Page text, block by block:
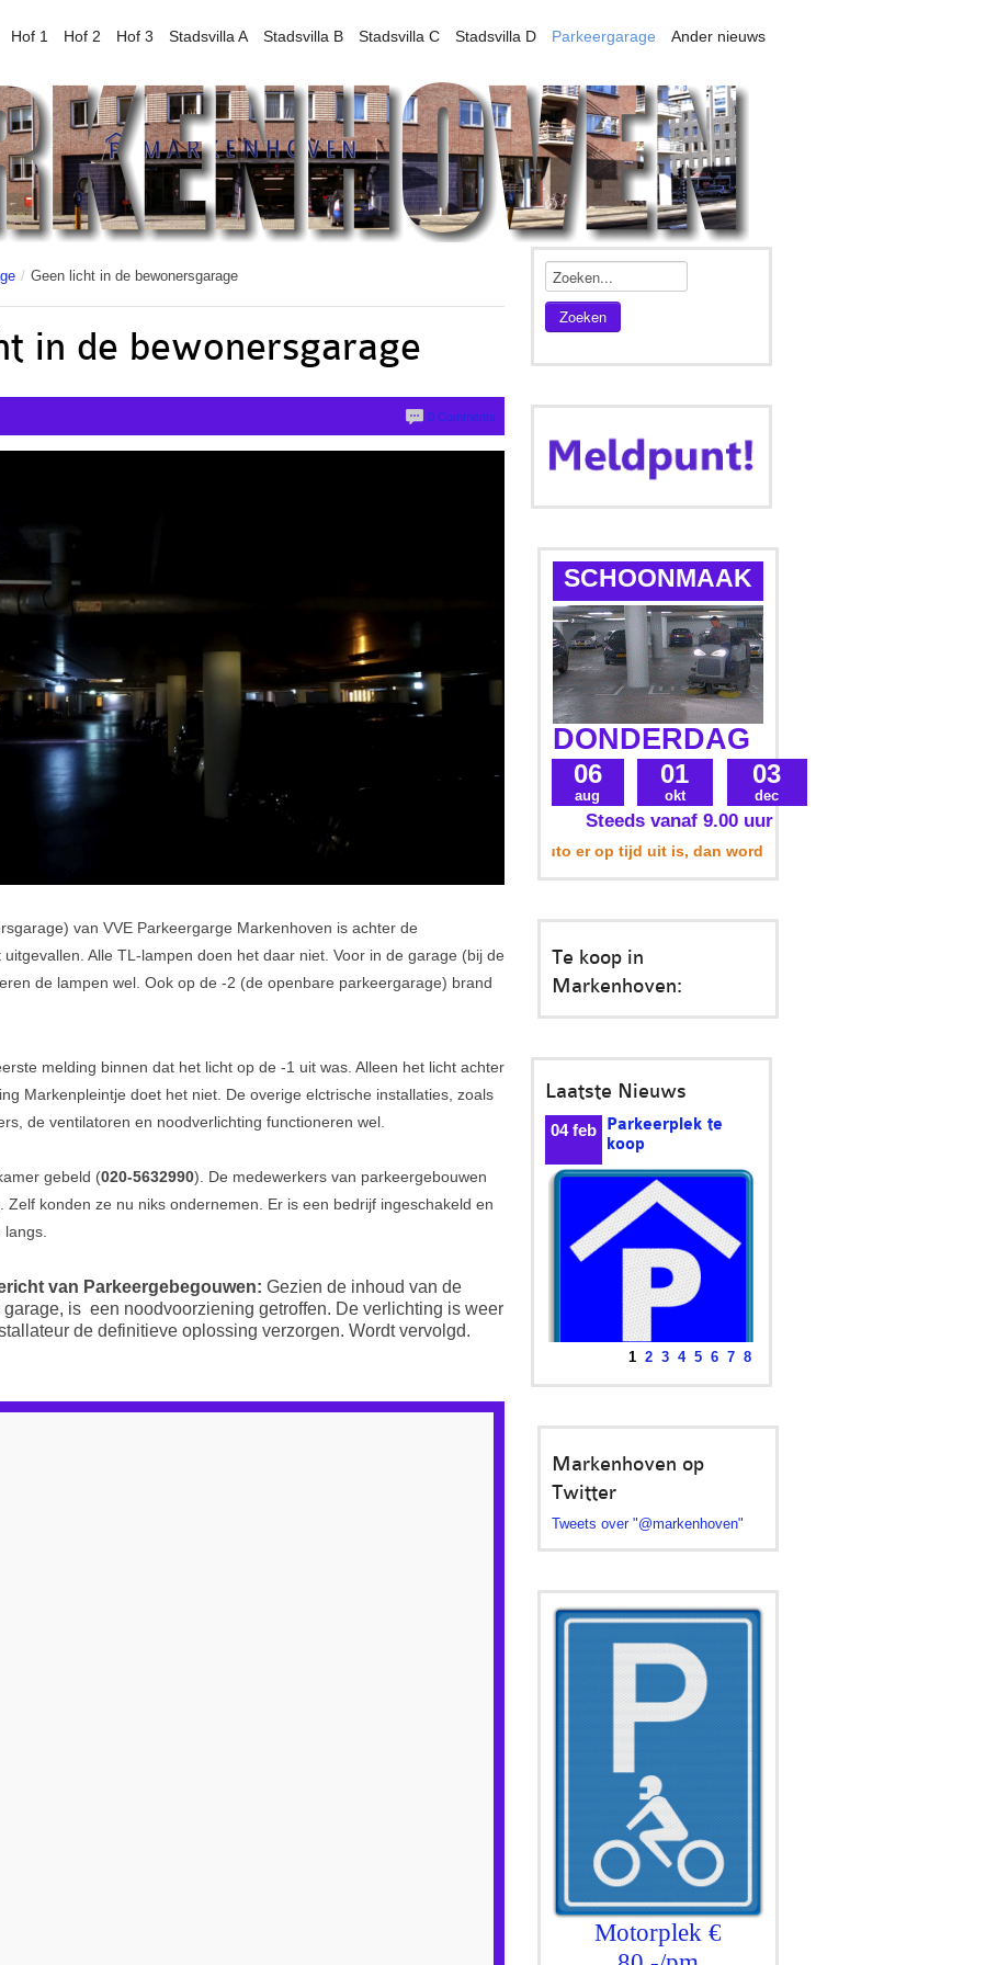
Hof 1 Hof 2 Hof 3 Stadsvilla A Stadsvilla B Stadsvilla C Stadsvilla D Parkeergarage Ander nieuws
/ Geen licht in de bewonersgarage
in de bewonersgarage
0 Comments
van VVE Parkeergarge Markenhoven is achter de
Alle TL-lampen doen het daar niet. Voor in de garage (bij de
de lampen wel. Ook op de -2 (de openbare parkeergarage) brand
melding binnen dat het licht op de -1 uit was. Alleen het licht achter
Markenpleintje doet het niet. De overige elctrische installaties, zoals
de ventilatoren en noodverlichting functioneren wel.
gebeld (020-5632990). De medewerkers van parkeergebouwen
Zelf konden ze nu niks ondernemen. Er is een bedrijf ingeschakeld en
van Parkeergebegouwen: Gezien de inhoud van de
is een noodvoorziening getroffen. De verlichting is weer
de definitieve oplossing verzorgen. Wordt vervolgd.
Zoeken
SCHOONMAAK
DONDERDAG
06
aug
01
okt
03
dec
Steeds vanaf 9.00 uur
Zorg dat uw auto er op tijd uit is, dan wordt uw parkeerplek ook
Te koop in
Markenhoven:
Laatste Nieuws
24
Beantwoording
vragen over
brandgevaar in
parkeergarages en onder
woningen
Minister Knops biedt de
antwoorden aan op de...
1 2 3 4 5 6 7 8
Markenhoven op
Twitter
Tweets over "@markenhoven"
Motorplek €